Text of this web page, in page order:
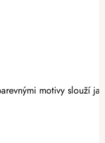
motivy slouží